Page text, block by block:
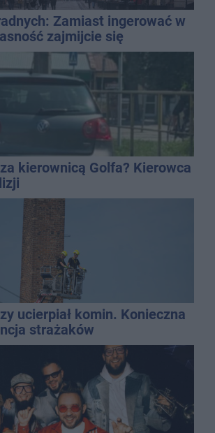
Zamiast ingerować w
zajmijcie się
kierownicą Golfa? Kierowca
ucierpiał komin. Konieczna
strażaków